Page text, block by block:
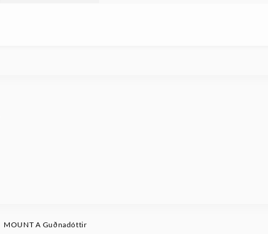
MOUNT A Guðnadóttir